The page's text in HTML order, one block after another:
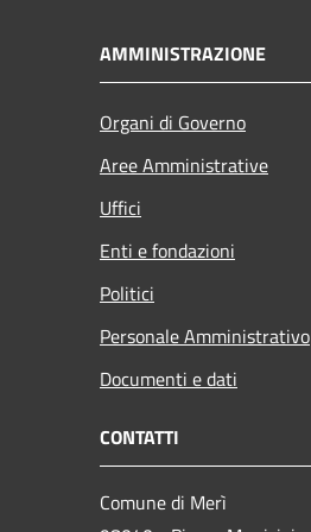
AMMINISTRAZIONE
Organi di Governo
Aree Amministrative
Uffici
Enti e fondazioni
Politici
Personale Amministrativo
Documenti e dati
CONTATTI
Comune di Merì